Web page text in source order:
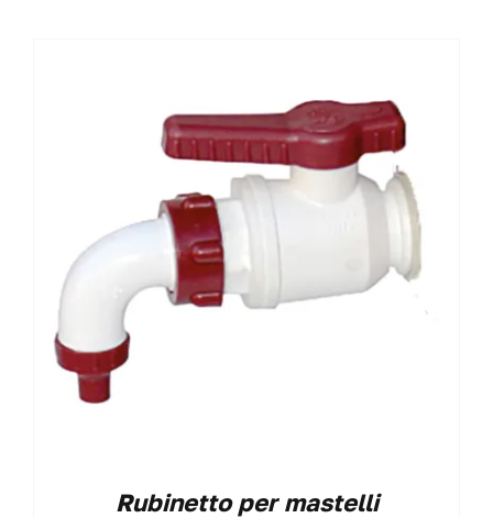
Rubinetto per mastelli